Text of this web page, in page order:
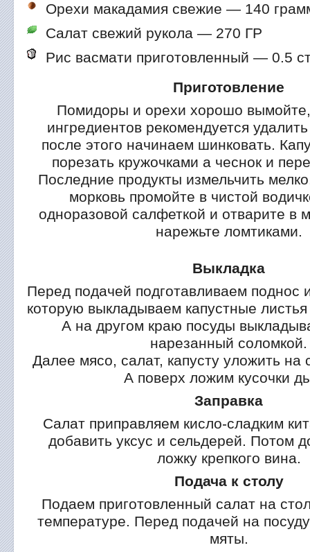
Орехи макадамия свежие — 140
Салат свежий рукола — 270 ГР
Рис васмати приготовленный — 0.5
Приготовление
Помидоры и орехи хорошо вымойте,
ингредиентов рекомендуется
после этого начинаем шинковать.
порезать кружочками а чеснок и
Последние продукты измельчить
морковь промойте в чистой
одноразовой салфеткой и отварите в
нарежьте ломтиками.
Выкладка
Перед подачей подготавливаем поднос
которую выкладываем капустные
А на другом краю посуды
нарезанный соломкой.
Далее мясо, салат, капусту уложить на
А поверх ложим кусочки
Заправка
Салат приправляем кисло-сладким
добавить уксус и сельдерей. Потом
ложку крепкого вина.
Подача к столу
Подаем приготовленный салат на
температуре. Перед подачей на
мяты.